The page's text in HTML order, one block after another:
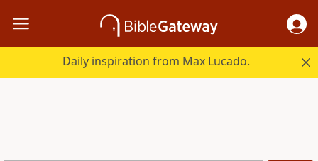
Daily inspiration from Max Lucado.